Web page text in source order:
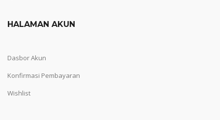
HALAMAN AKUN
Dasbor Akun
Konfirmasi Pembayaran
Wishlist